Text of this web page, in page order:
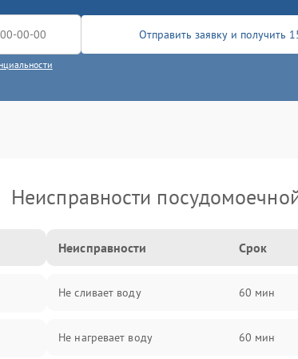
Отправить заявку и получить
Неисправности
Неисправности Срок
Не сливает воду 60 мин
Не нагревает воду 60 мин